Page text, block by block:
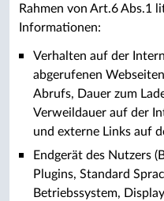
Rahmen von Art.6 Abs.1
Informationen:
Verhalten auf der
abgerufenen
Abrufs, Dauer zum
Verweildauer auf der
und externe Links auf
Endgerät des Nutzers
Plugins, Standard
Betriebssystem,